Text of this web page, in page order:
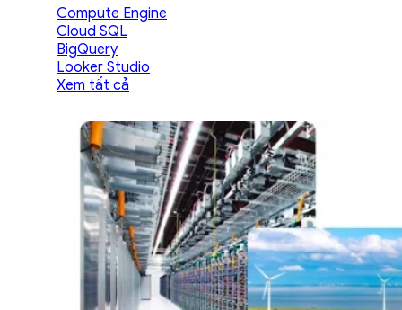
Compute Engine
Cloud SQL
BigQuery
Looker Studio
Xem tất cả